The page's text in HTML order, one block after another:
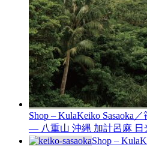
Shop – KulaKeiko Sasaoka
— 八重山 沖縄 加計呂麻 日
Shop – Kula